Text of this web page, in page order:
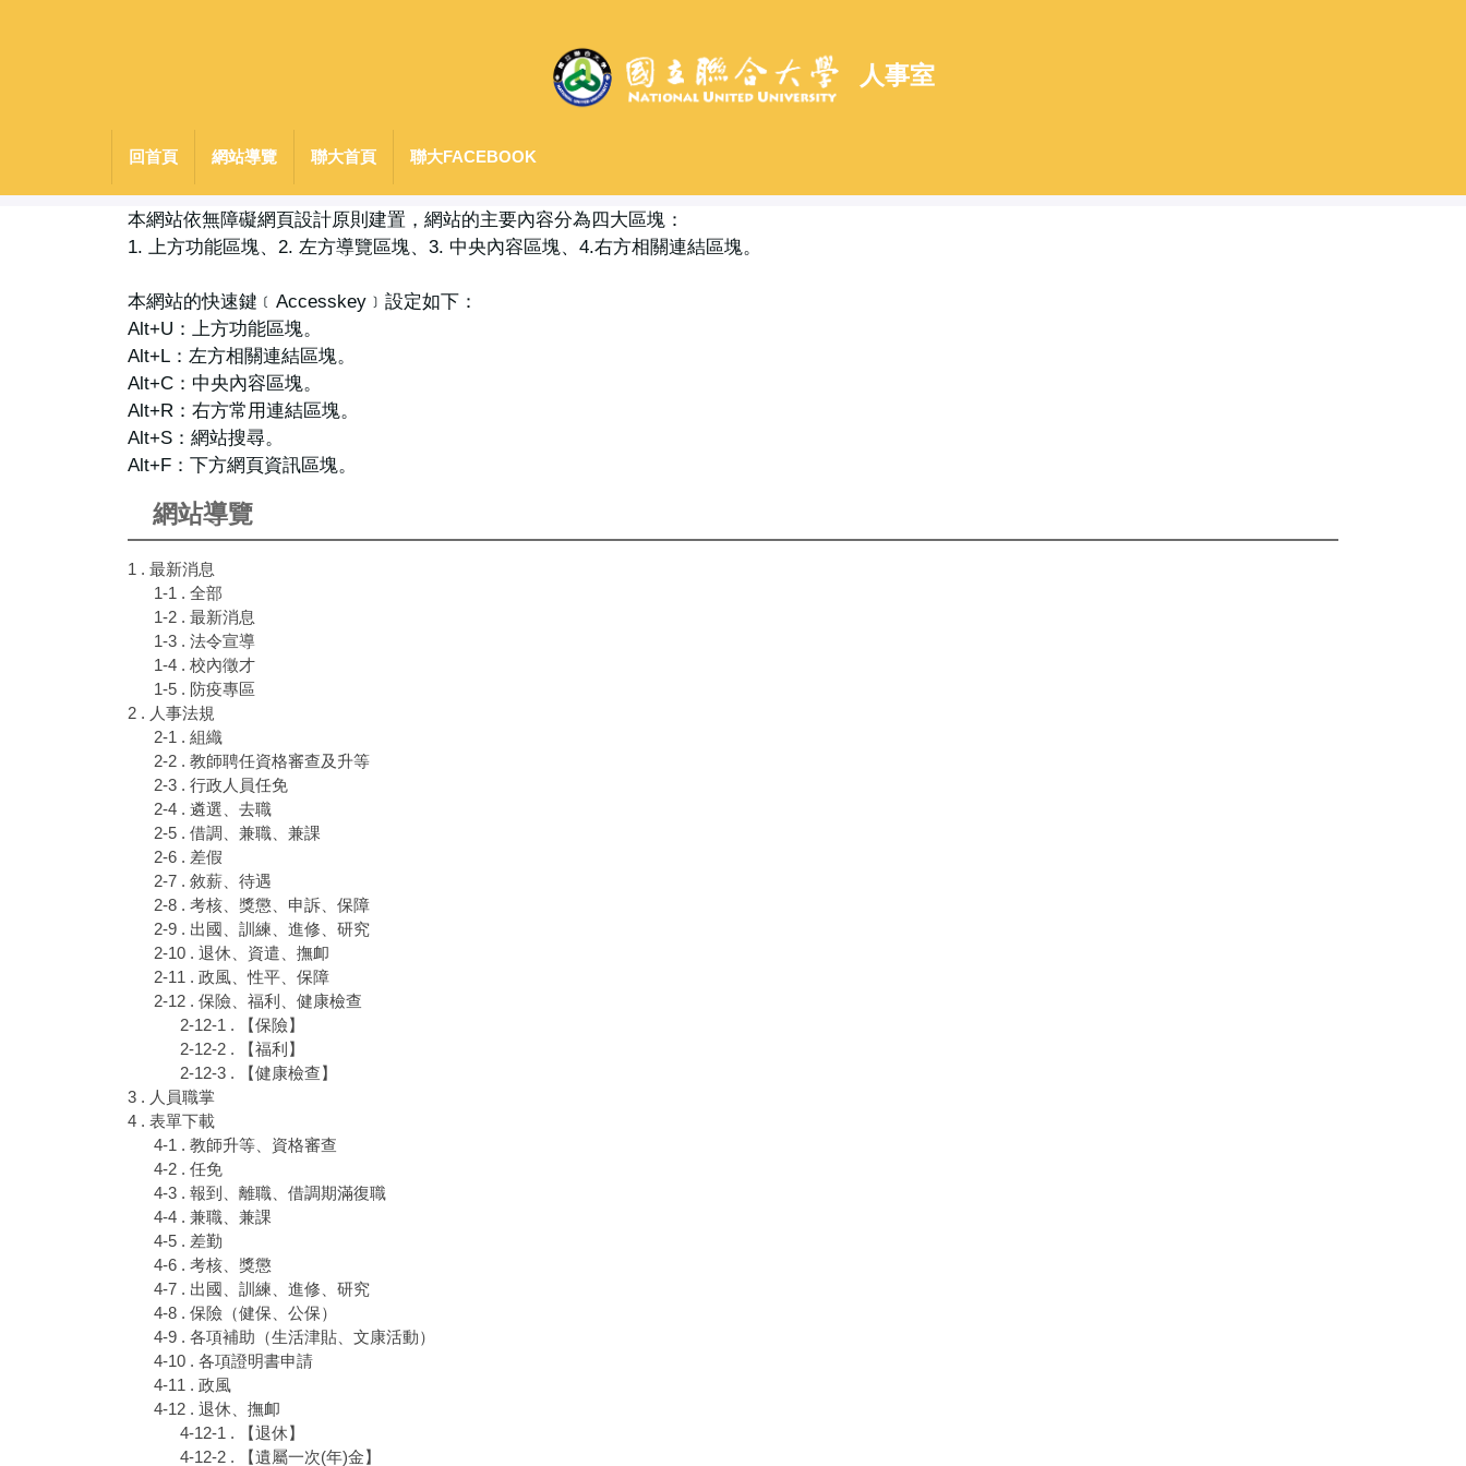
人事室
回首頁 網站導覽 聯大首頁 聯大FACEBOOK
本網站依無障礙網頁設計原則建置，網站的主要內容分為四大區塊：
1. 上方功能區塊、2. 左方導覽區塊、3. 中央內容區塊、4.右方相關連結區塊。
本網站的快速鍵﹝Accesskey﹞設定如下：
Alt+U：上方功能區塊。
Alt+L：左方相關連結區塊。
Alt+C：中央內容區塊。
Alt+R：右方常用連結區塊。
Alt+S：網站搜尋。
Alt+F：下方網頁資訊區塊。
網站導覽
1 . 最新消息
1-1 . 全部
1-2 . 最新消息
1-3 . 法令宣導
1-4 . 校內徵才
1-5 . 防疫專區
2 . 人事法規
2-1 . 組織
2-2 . 教師聘任資格審查及升等
2-3 . 行政人員任免
2-4 . 遴選、去職
2-5 . 借調、兼職、兼課
2-6 . 差假
2-7 . 敘薪、待遇
2-8 . 考核、獎懲、申訴、保障
2-9 . 出國、訓練、進修、研究
2-10 . 退休、資遣、撫卹
2-11 . 政風、性平、保障
2-12 . 保險、福利、健康檢查
2-12-1 . 【保險】
2-12-2 . 【福利】
2-12-3 . 【健康檢查】
3 . 人員職掌
4 . 表單下載
4-1 . 教師升等、資格審查
4-2 . 任免
4-3 . 報到、離職、借調期滿復職
4-4 . 兼職、兼課
4-5 . 差勤
4-6 . 考核、獎懲
4-7 . 出國、訓練、進修、研究
4-8 . 保險（健保、公保）
4-9 . 各項補助（生活津貼、文康活動）
4-10 . 各項證明書申請
4-11 . 政風
4-12 . 退休、撫卹
4-12-1 . 【退休】
4-12-2 . 【遺屬一次(年)金】